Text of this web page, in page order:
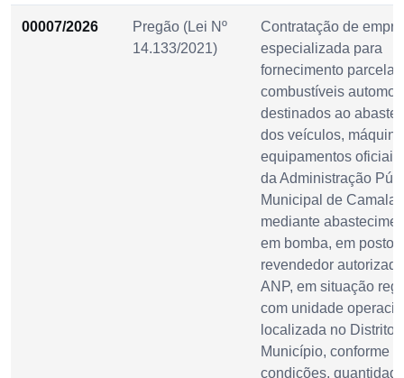
00007/2026
Pregão (Lei Nº
14.133/2021)
Contratação de
especializada para
fornecimento
combustíveis
destinados ao
dos veículos,
equipamentos oficiais
da Administração
Municipal de
mediante
em bomba, em posto
revendedor
ANP, em situação
com unidade
localizada no Distrito
Município, conforme
condições,